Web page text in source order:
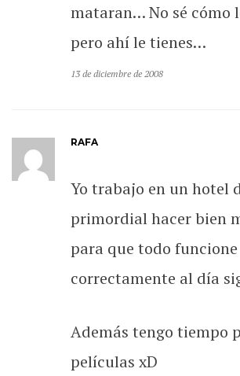
mataran… No sé cómo
pero ahí le tienes…
13 de diciembre de 2008
RAFA
Yo trabajo en un hotel
primordial hacer bien
para que todo funcione
correctamente al día
Además tengo tiempo
películas xD